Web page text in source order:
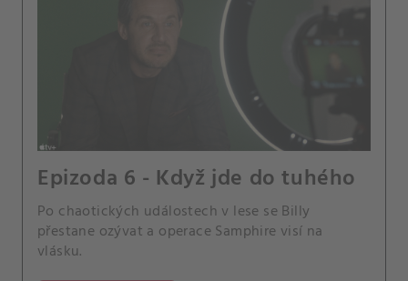
Epizoda 6 - Když jde do tuhého
Po chaotických událostech v lese se Billy
přestane ozývat a operace Samphire visí na
vlásku.